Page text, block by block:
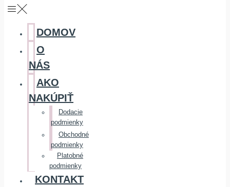
DOMOV
O
NÁS
AKO
NAKÚPIŤ
Dodacie
podmienky
Obchodné
podmienky
Platobné
podmienky
KONTAKT